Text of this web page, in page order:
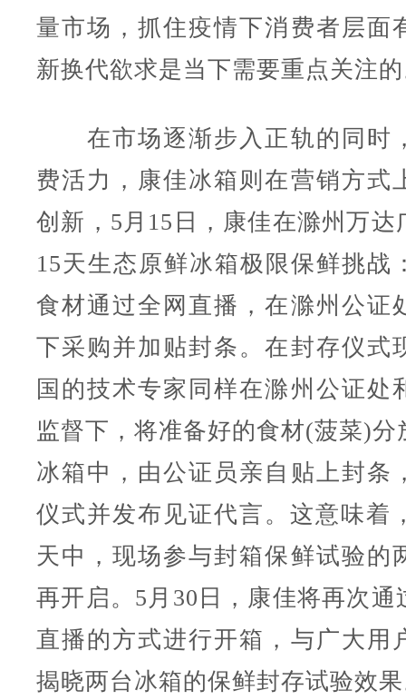
量市场，抓住疫情下消费者层面
新换代欲求是当下需要重点关注
在市场逐渐步入正轨的同时
费活力，康佳冰箱则在营销方式
创新，5月15日，康佳在滁州万达
15天生态原鲜冰箱极限保鲜挑战
食材通过全网直播，在滁州公证
下采购并加贴封条。在封存仪式
国的技术专家同样在滁州公证处
监督下，将准备好的食材(菠菜)分
冰箱中，由公证员亲自贴上封条
仪式并发布见证代言。这意味着
天中，现场参与封箱保鲜试验的
再开启。5月30日，康佳将再次通
直播的方式进行开箱，与广大用
揭晓两台冰箱的保鲜封存试验效